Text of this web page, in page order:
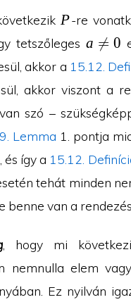
P
P-re
tetszőleges a\neq
a 
= 0
akkor a 15.12.
akkor viszont a
szó –
Lemma 1. pontja
, és így a 15.12.
tehát minden
benne van a
, hogy mi
nemnulla elem
Ez nyilván